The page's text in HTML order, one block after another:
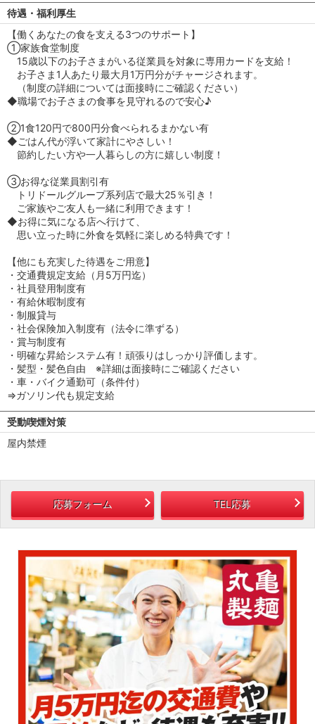
待遇・福利厚生
【働くあなたの食を支える3つのサポート】
①家族食堂制度
15歳以下のお子さまがいる従業員を対象に専用カードを支給！
お子さま1人あたり最大月1万円分がチャージされます。
（制度の詳細については面接時にご確認ください）
◆職場でお子さまの食事を見守れるので安心♪
②1食120円で800円分食べられるまかない有
◆ごはん代が浮いて家計にやさしい！
節約したい方や一人暮らしの方に嬉しい制度！
③お得な従業員割引有
トリドールグループ系列店で最大25％引き！
ご家族やご友人も一緒に利用できます！
◆お得に気になる店へ行けて、
思い立った時に外食を気軽に楽しめる特典です！
【他にも充実した待遇をご用意】
・交通費規定支給（月5万円迄）
・社員登用制度有
・有給休暇制度有
・制服貸与
・社会保険加入制度有（法令に準ずる）
・賞与制度有
・明確な昇給システム有！頑張りはしっかり評価します。
・髪型・髪色自由 ※詳細は面接時にご確認ください
・車・バイク通勤可（条件付）
⇒ガソリン代も規定支給
受動喫煙対策
屋内禁煙
応募フォーム TEL応募